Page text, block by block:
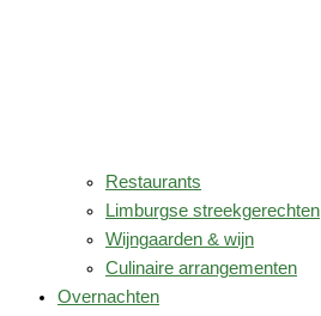
Restaurants
Limburgse streekgerechten
Wijngaarden & wijn
Culinaire arrangementen
Overnachten